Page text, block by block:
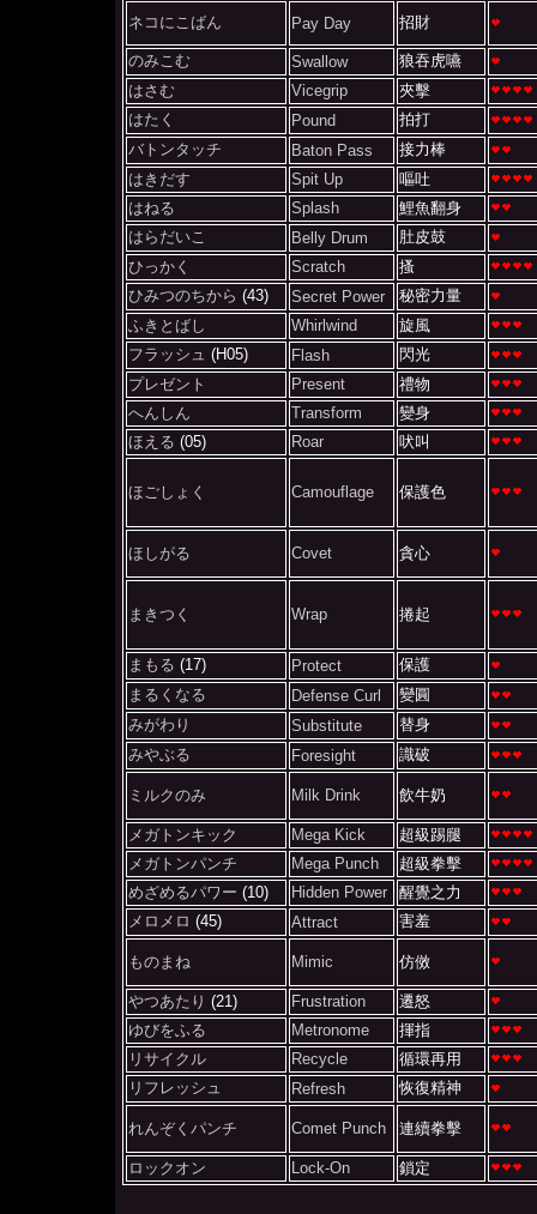
ネコにこばん Pay Day 招財
のみこむ Swallow
狼吞虎嚥
はさむ
Vicegrip
夾擊
はたく
Pound
拍打
バトンタッチ
Baton Pass
接力棒
はきだす
Spit Up
嘔吐
はねる
Splash
鯉魚翻身
はらだいこ
Belly Drum
肚皮鼓
ひっかく
Scratch
搔
ひみつのちから (43) Secret Power
秘密力量
ふきとばし
Whirlwind
旋風
フラッシュ (H05) Flash
閃光
プレゼント
Present
禮物
へんしん
Transform
變身
ほえる (05) Roar 吠叫
ほごしょく Camouflage 保護色
ほしがる Covet 貪心
まきつく Wrap 捲起
まもる (17) Protect
保護
まるくなる
Defense Curl
變圓
みがわり
Substitute
替身
みやぶる
Foresight 識破
ミルクのみ Milk Drink 飲牛奶
メガトンキック Mega Kick
超級踢腿
メガトンパンチ
Mega Punch
超級拳擊
めざめるパワー (10) Hidden Power
醒覺之力
メロメロ (45) Attract 害羞
ものまね Mimic 仿傚
やつあたり (21) Frustration
遷怒
ゆびをふる
Metronome
揮指
リサイクル
Recycle
循環再用
リフレッシュ
Refresh 恢復精神
れんぞくパンチ Comet Punch 連續拳擊
ロックオン Lock-On 鎖定